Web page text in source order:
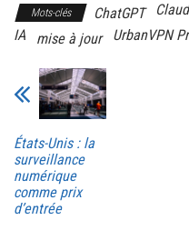
Mots-clés ChatGPT
IA
mise à jour UrbanVPN
États-Unis : la
surveillance
numérique
comme prix
d’entrée